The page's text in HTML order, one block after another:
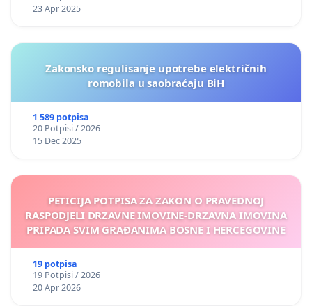
23 Apr 2025
Zakonsko regulisanje upotrebe električnih
romobila u saobraćaju BiH
1 589 potpisa
20 Potpisi / 2026
15 Dec 2025
PETICIJA POTPISA ZA ZAKON O PRAVEDNOJ
RASPODJELI DRZAVNE IMOVINE-DRZAVNA IMOVINA
PRIPADA SVIM GRAĐANIMA BOSNE I HERCEGOVINE
19 potpisa
19 Potpisi / 2026
20 Apr 2026